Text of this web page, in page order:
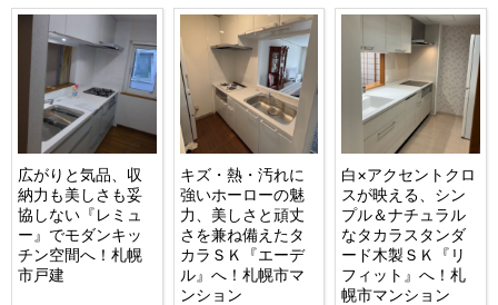
広がりと気品、収
納力も美しさも妥
協しない『レミュ
ー』でモダンキッ
チン空間へ！札幌
市戸建
キズ・熱・汚れに
強いホーローの魅
力、美しさと頑丈
さを兼ね備えたタ
カラＳＫ『エーデ
ル』へ！札幌市マ
ンション
白×アクセントクロ
スが映える、シン
プル＆ナチュラル
なタカラスタンダ
ード木製ＳＫ『リ
フィット』へ！札
幌市マンション